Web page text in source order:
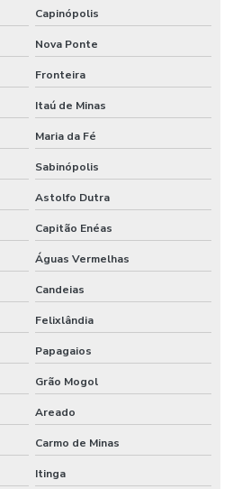
Preventiva
Predial
De Qualidade
industriais
manutenção
Capinópolis
Nova Ponte
Fronteira
Itaú de Minas
Maria da Fé
Sabinópolis
Astolfo Dutra
Capitão Enéas
Águas Vermelhas
Candeias
Felixlândia
Papagaios
Grão Mogol
Areado
Carmo de Minas
Itinga